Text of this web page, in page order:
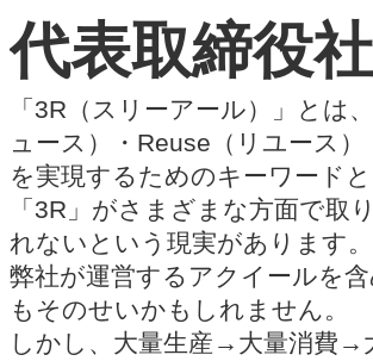
代表取締役
「3R（スリーアール）」と
ュース）・Reuse（リユース
を実現するためのキーワード
「3R」がさまざまな方面で
れないという現実があります
弊社が運営するアクイールを
もそのせいかもしれません。
しかし、大量生産→大量消費→